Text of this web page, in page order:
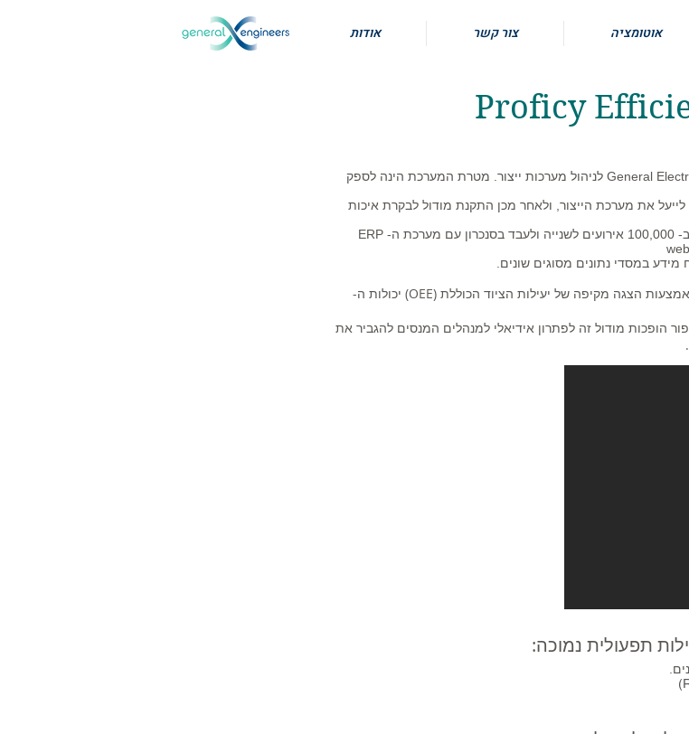
אוטומציה צור קשר אודות
Proficy
מערכת MES מבוססת על Proficy Plant Applications של General Electric לניהול מערכות ייצור. מטרת המערכת הינה לספק
את מערכת הייצור, ולאחר מכן התקנת מודול לבקרת איכות
המערכת מבוססת על מסד נתוני Historian המאפשר לטפל ב- 100,000 אירועים לשנייה ולעבד בסנכרון עם מערכת ה- ERP
במסדי נתונים מסוגים שונים.
מודול Efficiency מאפשר להפיק תועלת ממערכות הייצור באמצעות הצגה מקיפה של יעילות הציוד הכוללת (OEE) יכולות ה-
הופכות מודול זה לפתרון אידיאלי למנהלים המנסים להגביר את
תפעולית נמוכה: